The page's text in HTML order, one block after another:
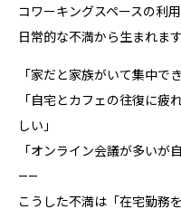
コワーキングスペースの利
日常的な不満から生まれます
「家だと家族がいて集中で
「自宅とカフェの往復に疲
しい」
「オンライン会議が多いが
——
こうした不満は「在宅勤務